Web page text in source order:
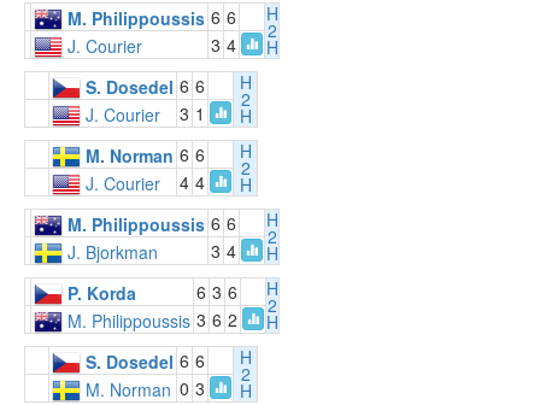
M. Philippoussis 6 6 H
2
H
J. Courier 3 4
S. Dosedel 6 6 H
2
H
J. Courier 3 1
M. Norman 6 6 H
2
H
J. Courier 4 4
M. Philippoussis 6 6 H
2
H
J. Bjorkman 3 4
P. Korda
6 3 6 H
2
H
M. Philippoussis 3 6 2
S. Dosedel 6 6 H
2
H
M. Norman 0 3